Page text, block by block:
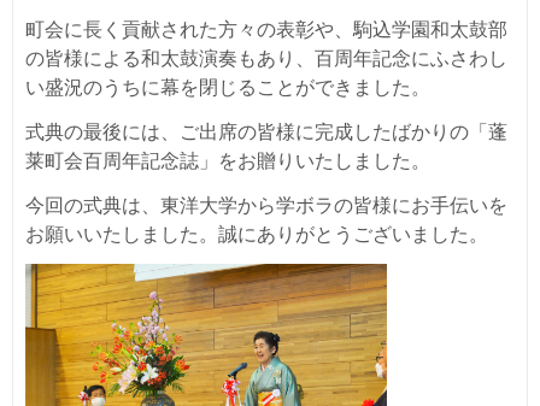
町会に長く貢献された方々の表彰や、駒込学園和太鼓部
の皆様による和太鼓演奏もあり、百周年記念にふさわし
い盛況のうちに幕を閉じることができました。
式典の最後には、ご出席の皆様に完成したばかりの「蓬
莱町会百周年記念誌」をお贈りいたしました。
今回の式典は、東洋大学から学ボラの皆様にお手伝いを
お願いいたしました。誠にありがとうございました。